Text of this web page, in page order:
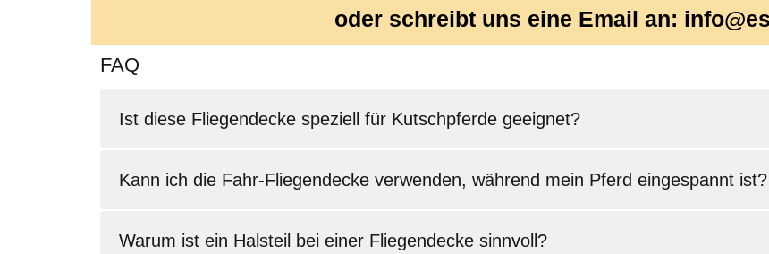
oder schreibt uns eine Email an:
FAQ
Ist diese Fliegendecke speziell für Kutschpferde geeignet?
Kann ich die Fahr-Fliegendecke verwenden, während mein Pferd eingespannt ist?
Warum ist ein Halsteil bei einer Fliegendecke sinnvoll?